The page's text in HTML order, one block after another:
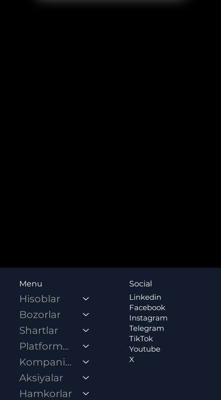
Menu
Hisoblar
Bozorlar
Shartlar
Platformalar
Kompaniya
Aksiyalar
Hamkorlar
Social
Linkedin
Facebook
Instagram
Telegram
TikTok
Youtube
X